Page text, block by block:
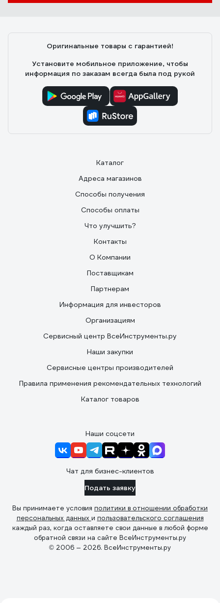
Оригинальные товары с гарантией!
Установите мобильное приложение, чтобы
информация по заказам всегда была под рукой
Каталог
Адреса магазинов
Способы получения
Способы оплаты
Что улучшить?
Контакты
О Компании
Поставщикам
Партнерам
Информация для инвесторов
Организациям
Сервисный центр ВсеИнструменты.ру
Наши закупки
Сервисные центры производителей
Правила применения рекомендательных технологий
Каталог товаров
Наши соцсети
Чат для бизнес-клиентов
Подать заявку
Вы принимаете условия политики в отношении обработки
персональных данных и пользовательского соглашения
каждый раз, когда оставляете свои данные в любой форме
обратной связи на сайте ВсеИнструменты.ру
© 2006 — 2026. ВсеИнструменты.ру